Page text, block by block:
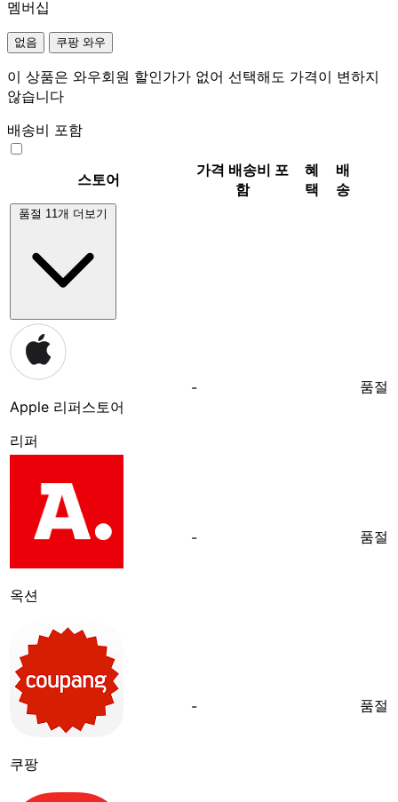
멤버십
없음 쿠팡 와우
이 상품은 와우회원 할인가가 없어 선택해도 가격이 변하지
않습니다
배송비 포함
스토어
가격 배송비 포
함
혜
택
배
송
품절 11개 더보기
Apple 리퍼스토어
리퍼
- 품절
옥션
- 품절
쿠팡
- 품절